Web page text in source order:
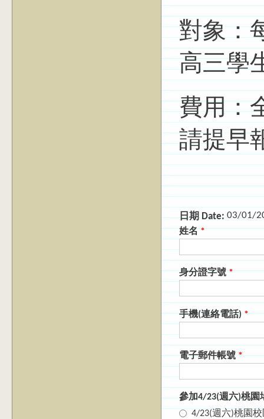
對象：
高三學
費用：
請提早
日期 Date:03/01/
姓名*
身分證字號*
手機(連絡電話)*
電子郵件帳號*
參加4/23(週六)桃
4/23(週六)桃園